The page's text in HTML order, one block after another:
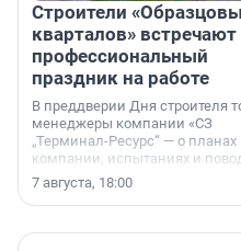
Строители
кварталов» встречают
профессиональный
праздник на работе
В преддверии Дня строителя
менеджеры компании «СЗ
„Терминал-Ресурс“ — о планах
компании, испытаниях и
осторожного оптимизма.
7 августа, 18:00